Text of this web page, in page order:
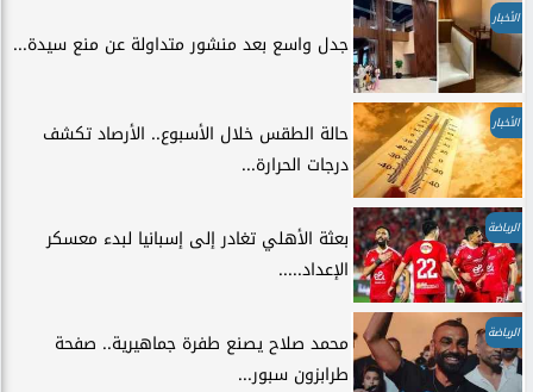
الأخبار
جدل واسع بعد منشور متداولة عن منع سيدة...
الأخبار
حالة الطقس خلال الأسبوع.. الأرصاد تكشف
درجات الحرارة...
الرياضة
بعثة الأهلي تغادر إلى إسبانيا لبدء معسكر
الإعداد.....
الرياضة
محمد صلاح يصنع طفرة جماهيرية.. صفحة
طرابزون سبور...